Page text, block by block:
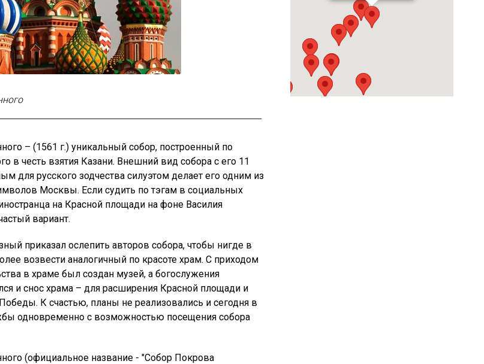
– (1561 г.) уникальный собор, построенный по
в честь взятия Казани. Внешний вид собора с его 11
для русского зодчества силуэтом делает его одним из
Москвы. Если судить по тэгам в социальных
на Красной площади на фоне Василия
вариант.
приказал ослепить авторов собора, чтобы нигде в
возвести аналогичный по красоте храм. С приходом
в храме был создан музей, а богослужения
и снос храма – для расширения Красной площади и
К счастью, планы не реализовались и сегодня в
одновременно с возможностью посещения собора
(официальное название - "Собор Покрова